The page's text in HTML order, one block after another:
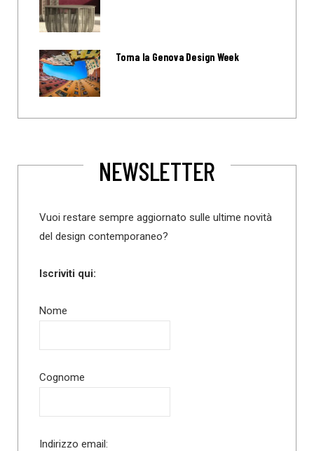
Torna la Genova Design Week
NEWSLETTER
Vuoi restare sempre aggiornato sulle ultime novità
del design contemporaneo?
Iscriviti qui:
Nome
Cognome
Indirizzo email: